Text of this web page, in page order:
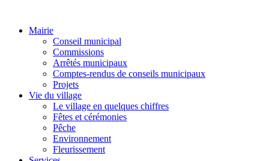
Mairie
Conseil municipal
Commissions
Arrêtés municipaux
Comptes-rendus de conseils municipaux
Projets
Vie du village
Le village en quelques chiffres
Fêtes et cérémonies
Pêche
Environnement
Fleurissement